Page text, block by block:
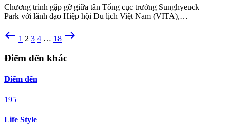
Chương trình gặp gỡ giữa tân Tổng cục trưởng Sunghyeuck
Park với lãnh đạo Hiệp hội Du lịch Việt Nam (VITA),…
west 1 2 3 4 … 18 east
Điểm đến khác
Điểm đến
195
Life Style